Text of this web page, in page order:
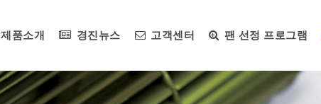
제품소개 경진뉴스 고객센터 팬 선정 프로그램